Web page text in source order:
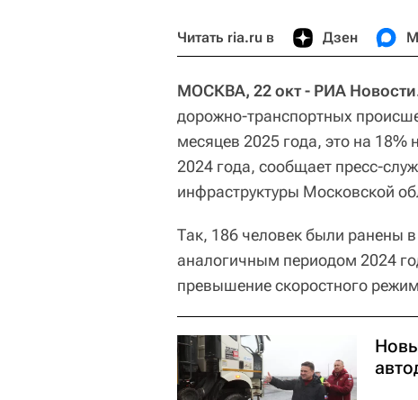
Читать ria.ru в Дзен
МОСКВА, 22 окт - РИА
дорожно-транспортных
месяцев 2025 года, это на
2024 года, сообщает пресс-
инфраструктуры Московской
Так, 186 человек были ранены
аналогичным периодом 2024
превышение скоростного